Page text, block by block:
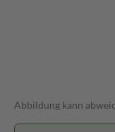
Abbildung kann